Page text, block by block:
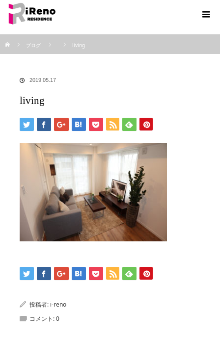
ブログ
living
2019.05.17
living
投稿者: i-reno
コメント:0